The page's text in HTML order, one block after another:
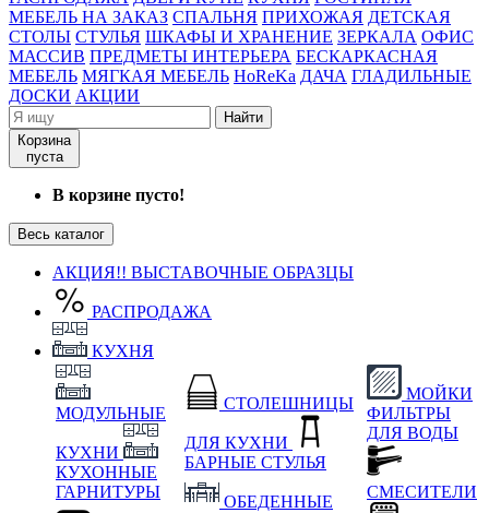
МЕБЕЛЬ НА ЗАКАЗ СПАЛЬНЯ ПРИХОЖАЯ ДЕТСКАЯ
СТОЛЫ СТУЛЬЯ ШКАФЫ И ХРАНЕНИЕ ЗЕРКАЛА ОФИС
МАССИВ ПРЕДМЕТЫ ИНТЕРЬЕРА БЕСКАРКАСНАЯ
МЕБЕЛЬ МЯГКАЯ МЕБЕЛЬ HoReKa ДАЧА ГЛАДИЛЬНЫЕ
ДОСКИ АКЦИИ
Найти
Корзина
пуста
В корзине пусто!
Весь каталог
АКЦИЯ!! ВЫСТАВОЧНЫЕ ОБРАЗЦЫ
РАСПРОДАЖА
КУХНЯ
МОДУЛЬНЫЕ
КУХНИ
КУХОННЫЕ
ГАРНИТУРЫ
СТОЛЕШНИЦЫ
ДЛЯ КУХНИ
БАРНЫЕ СТУЛЬЯ
ОБЕДЕННЫЕ
МОЙКИ
ФИЛЬТРЫ
ДЛЯ ВОДЫ
СМЕСИТЕЛИ